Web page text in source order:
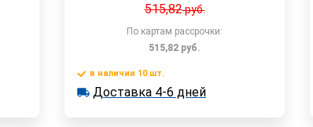
515,82руб.
По картам рассрочки:
515,82 руб.
В корзину
в наличии 10 шт. Доставка 4-6 дней
в наличии 10 шт.
Доставка 4-6 дней